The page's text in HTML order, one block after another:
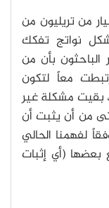
من تريليون من
نواتج تفكك
الباحثون بأن من
معاً لتكون
بقيت مشكلة غير
من أن يثبت أن
لفهمنا الحالي
بعضها (أي إثبات